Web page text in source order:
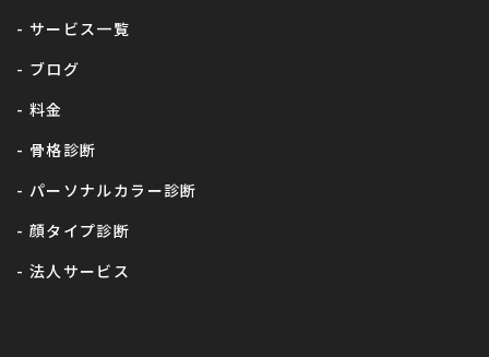
- サービス一覧
- ブログ
- 料金
- 骨格診断
- パーソナルカラー診断
- 顔タイプ診断
- 法人サービス